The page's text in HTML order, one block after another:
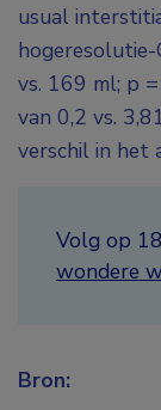
usual
hogeresolutie-
vs. 169 ml; p
van 0,2 vs.
verschil in het
Volg op
wondere
Bron: